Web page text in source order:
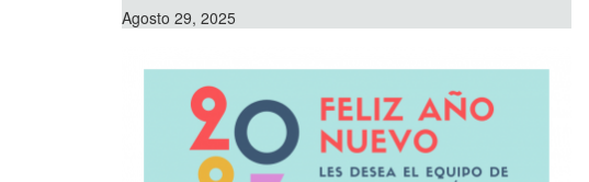
Agosto 29, 2025